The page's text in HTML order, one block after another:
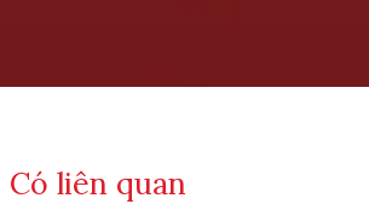
Có liên quan